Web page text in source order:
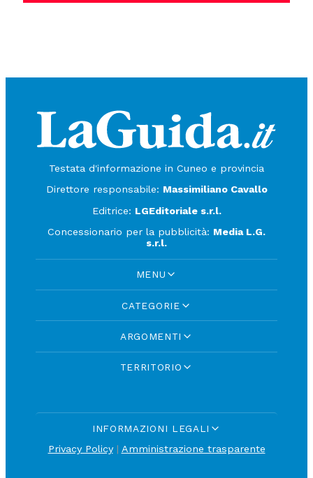
Testata d'informazione in Cuneo e provincia
Direttore responsabile: Massimiliano Cavallo
Editrice: LGEditoriale s.r.l.
Concessionario per la pubblicità: Media L.G.
s.r.l.
MENU
CATEGORIE
ARGOMENTI
TERRITORIO
INFORMAZIONI LEGALI
Privacy Policy| Amministrazione trasparente